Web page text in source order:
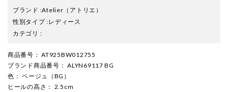
ブランド :Atelier （アトリエ）
性別タイプ:レディース
カテゴリ :
商品番号 ： AT925BW012755
ブランド商品番号 ： ALYN69117 BG
色 ： ベージュ（BG）
ヒールの高さ ： 2.5cm